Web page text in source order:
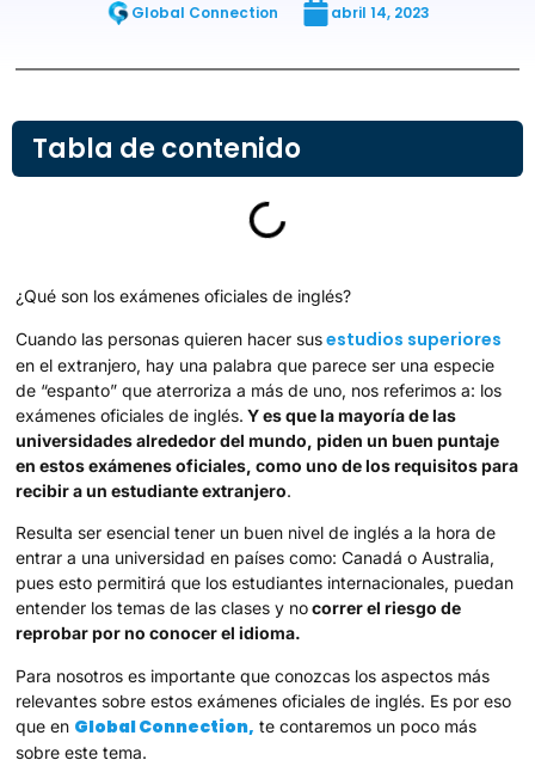
Global Connection abril 14, 2023
Tabla de contenido
¿Qué son los exámenes oficiales de inglés?
Cuando las personas quieren hacer susestudios superiores
en el extranjero, hay una palabra que parece ser una especie
de “espanto” que aterroriza a más de uno, nos referimos a: los
exámenes oficiales de inglés. Y es que la mayoría de las
universidades alrededor del mundo, piden un buen puntaje
en estos exámenes oficiales, como uno de los requisitos para
recibir a un estudiante extranjero.
Resulta ser esencial tener un buen nivel de inglés a la hora de
entrar a una universidad en países como: Canadá o Australia,
pues esto permitirá que los estudiantes internacionales, puedan
entender los temas de las clases y nocorrer el riesgo de
reprobar por no conocer el idioma.
Para nosotros es importante que conozcas los aspectos más
relevantes sobre estos exámenes oficiales de inglés. Es por eso
que en Global Connection, te contaremos un poco más
sobre este tema.